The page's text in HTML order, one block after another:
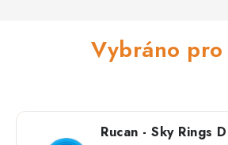
PRODEJNA
Vybráno pro
Rucan - Sky Rings